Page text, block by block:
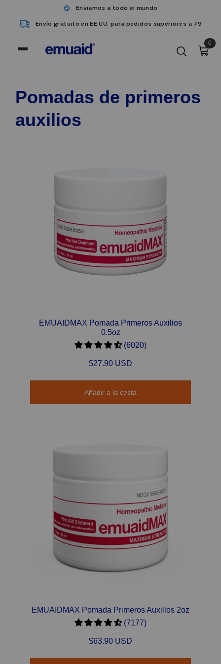
Enviamos a todo el mundo
Envío gratuito en EE.UU. para pedidos superiores a 79
0
Pomadas de primeros
auxilios
EMUAIDMAX Pomada Primeros Auxilios
0.5oz
(6020)
$27.90 USD
Añadir a la cesta
EMUAIDMAX Pomada Primeros Auxilios 2oz
(7177)
$63.90 USD